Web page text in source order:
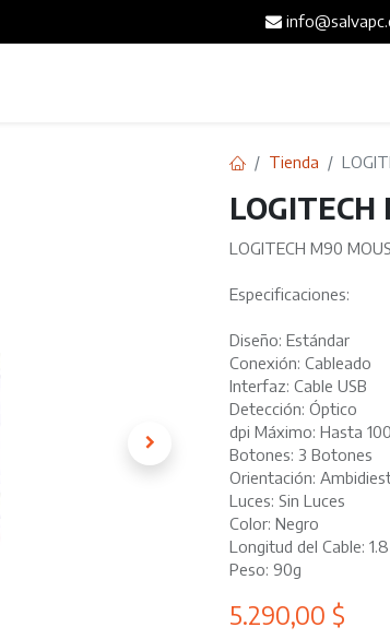
Tienda
LOGITECH M90
Especificaciones:
Diseño: Estándar
Conexión: Cableado
Interfaz: Cable USB
Detección: Óptico
dpi Máximo: Hasta
Botones: 3 Botones
Orientación:
Luces: Sin Luces
Color: Negro
Longitud del Cable:
Peso: 90g
5.290,00 $